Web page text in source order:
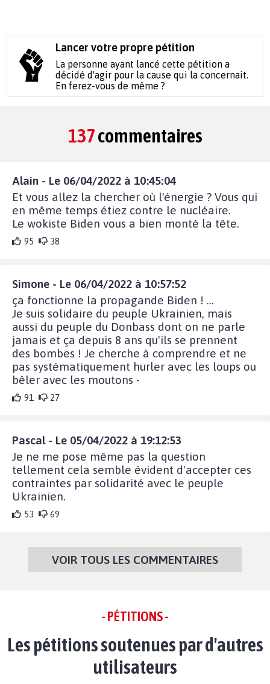
Lancer votre propre pétition
La personne ayant lancé cette pétition a
décidé d'agir pour la cause qui la concernait.
En ferez-vous de même ?
137commentaires
Alain - Le 06/04/2022 à 10:45:04
Et vous allez la chercher où l'énergie ? Vous qui
en même temps étiez contre le nucléaire.
Le wokiste Biden vous a bien monté la tête.
95 38
Simone - Le 06/04/2022 à 10:57:52
ça fonctionne la propagande Biden ! ...
Je suis solidaire du peuple Ukrainien, mais
aussi du peuple du Donbass dont on ne parle
jamais et ça depuis 8 ans qu'ils se prennent
des bombes ! Je cherche à comprendre et ne
pas systématiquement hurler avec les loups ou
bêler avec les moutons -
91 27
Pascal - Le 05/04/2022 à 19:12:53
Je ne me pose même pas la question
tellement cela semble évident d'accepter ces
contraintes par solidarité avec le peuple
Ukrainien.
53 69
VOIR TOUS LES COMMENTAIRES
- PÉTITIONS -
Les pétitions soutenues par d'autres
utilisateurs